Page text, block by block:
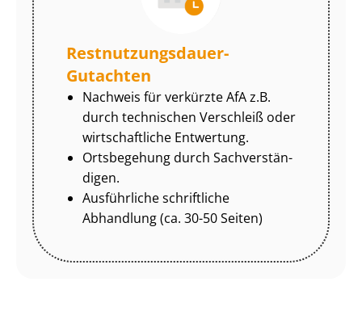
Rest­nut­zungs­dau­er-
Gutachten
Nachweis für verkürzte AfA z.B.
durch technischen Verschleiß oder
wirtschaftliche Entwertung.
Ortsbegehung durch Sach­ver­stän­
di­gen.
Ausführliche schriftliche
Abhandlung (ca. 30-50 Seiten)